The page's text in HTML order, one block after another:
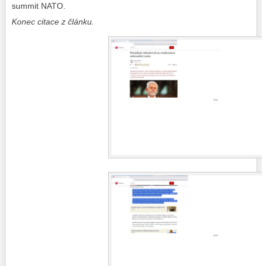
summit NATO.
Konec citace z článku.